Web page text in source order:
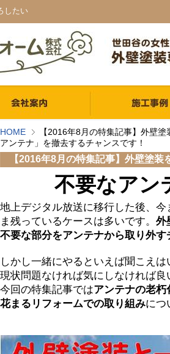
したい
HOME
【2016年8月の特集記事】外壁
アンテナ」を撤去するチャンスです！
【2016年8月の特集記事】外壁塗
不要なアン
地上デジタル放送に移行した後、
ま残っているケースは多いです。 外
不要な部分をアンテナから取り外す
しかし一緒にやるといえば聞こえ
現状問題なければ気にしなければ
今回の特集記事ではアンテナの老
花まるリフォームでの取り組みにつ